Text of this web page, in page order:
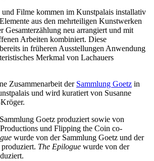
und Filme kommen im Kunstpalais installativ
aus den mehrteiligen Kunstwerken
Gesamterzählung neu arrangiert und mit
Arbeiten kombiniert. Diese
in früheren Ausstellungen Anwendung
Merkmal von Lachauers
Zusammenarbeit der Sammlung Goetz in
und wird kuratiert von Susanne
Goetz produziert sowie von
und Flipping the Coin co-
wurde von der Sammlung Goetz und der
The Epilogue wurde von der